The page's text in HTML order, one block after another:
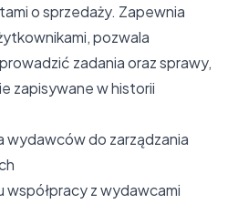
o sprzedaży. Zapewnia
pozwala
zadania oraz sprawy,
zapisywane w historii
wydawców do zarządzania
z wydawcami